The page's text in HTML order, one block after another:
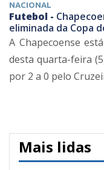
NACIONAL
Futebol -
eliminada da Copa
A Chapecoense
desta quarta-feira
por 2 a 0 pelo
Mais lidas